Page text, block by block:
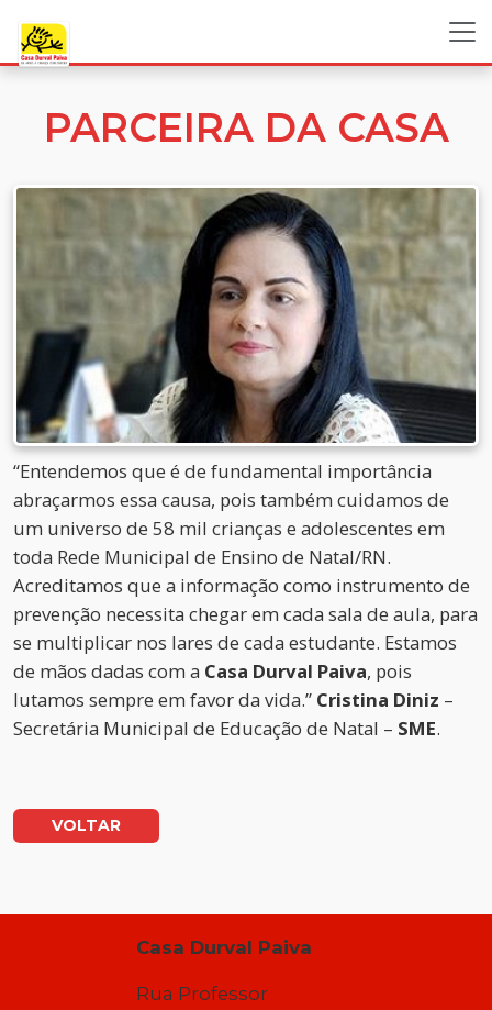
PARCEIRA DA CASA
“Entendemos que é de fundamental importância
abraçarmos essa causa, pois também cuidamos de
um universo de 58 mil crianças e adolescentes em
toda Rede Municipal de Ensino de Natal/RN.
Acreditamos que a informação como instrumento de
prevenção necessita chegar em cada sala de aula, para
se multiplicar nos lares de cada estudante. Estamos
de mãos dadas com a Casa Durval Paiva, pois
lutamos sempre em favor da vida.” Cristina Diniz –
Secretária Municipal de Educação de Natal – SME.
VOLTAR
Casa Durval Paiva
Rua Professor